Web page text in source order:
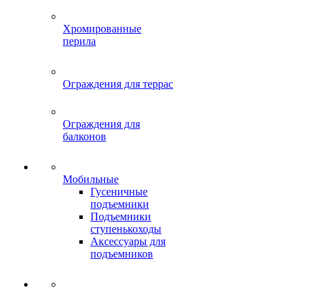
Хромированные
перила
Ограждения для террас
Ограждения для
балконов
Мобильные
Гусеничные
подъемники
Подъемники
ступенькоходы
Аксессуары для
подъемников